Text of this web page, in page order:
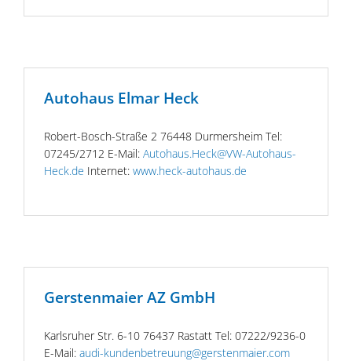
Autohaus Elmar Heck
Robert-Bosch-Straße 2 76448 Durmersheim Tel:
07245/2712 E-Mail: Autohaus.Heck@VW-Autohaus-
Heck.de Internet: www.heck-autohaus.de
Gerstenmaier AZ GmbH
Karlsruher Str. 6-10 76437 Rastatt Tel: 07222/9236-0
E-Mail: audi-kundenbetreuung@gerstenmaier.com